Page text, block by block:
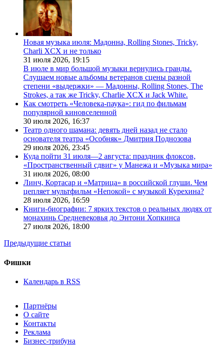
Новая музыка июля: Мадонна, Rolling Stones, Tricky,
Charli XCX и не только
31 июля 2026, 19:15
В июле в мир большой музыки вернулись гранды.
Слушаем новые альбомы ветеранов сцены разной
степени «выдержки» — Мадонны, Rolling Stones, The
Strokes, а так же Tricky, Charlie XCX и Jack White.
Как смотреть «Человека-паука»: гид по фильмам
популярной киновселенной
30 июля 2026, 16:37
Театр одного шамана: девять дней назад не стало
основателя театра «Особняк» Дмитрия Поднозова
29 июля 2026, 23:45
Куда пойти 31 июля—2 августа: праздник флоксов,
«Пространственный сдвиг» у Манежа и «Музыка мира»
31 июля 2026, 08:00
Линч, Кортасар и «Матрица» в российской глуши. Чем
цепляет мультфильм «Непокой» с музыкой Курехина?
28 июля 2026, 16:59
Книги-биографии: 7 ярких текстов о реальных людях от
монахинь Средневековья до Энтони Хопкинса
27 июля 2026, 18:00
Предыдущие статьи
Фишки
Календарь в RSS
Партнёры
О сайте
Контакты
Реклама
Бизнес-трибуна